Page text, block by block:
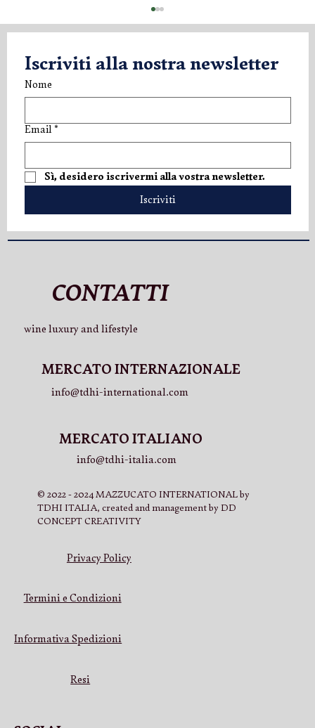
V.LO Superior: una nuova espressione di
eleganza
Iscriviti alla nostra newsletter
Nome
Email *
Sì, desidero iscrivermi alla vostra newsletter.
Iscriviti
CONTATTI
wine luxury and lifestyle
MERCATO INTERNAZIONALE
info@tdhi-international.com
MERCATO ITALIANO
info@tdhi-italia.com
© 2022 - 2024 MAZZUCATO INTERNATIONAL by
TDHI ITALIA, created and management by DD
CONCEPT CREATIVITY
Privacy Policy
Termini e Condizioni
Informativa Spedizioni
Resi